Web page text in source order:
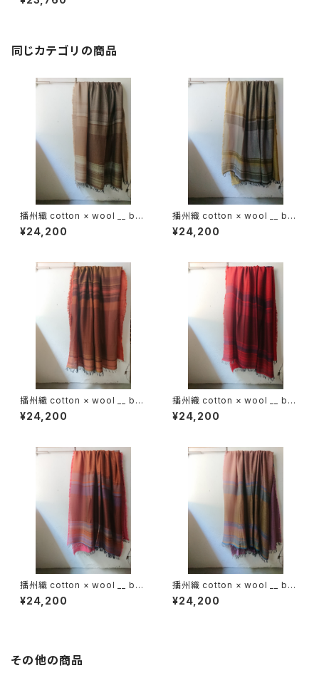
同じカテゴリの商品
播州織 cotton × wool __ bor
der 220-120 枯野GK
¥24,200
播州織 cotton × wool __ bor
der 220-120 花灯路GK
¥24,200
播州織 cotton × wool __ bor
der 220-120 落葉GK
¥24,200
播州織 cotton × wool __ bor
der 220-120 火輪GK
¥24,200
播州織 cotton × wool __ bor
der 220-120 秋夕GK
¥24,200
播州織 cotton × wool __ bor
der 220-120 秋麗GK
¥24,200
その他の商品